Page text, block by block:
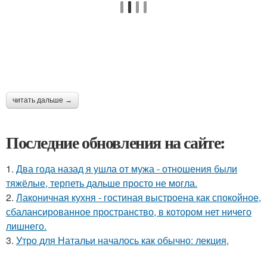
читать дальше →
Последние обновления на сайте:
1. Два года назад я ушла от мужа - отношения были
тяжёлые, терпеть дальше просто не могла.
2. Лаконичная кухня - гостиная выстроена как спокойное,
сбалансированное пространство, в котором нет ничего
лишнего.
3. Утро для Натальи началось как обычно: лекция,